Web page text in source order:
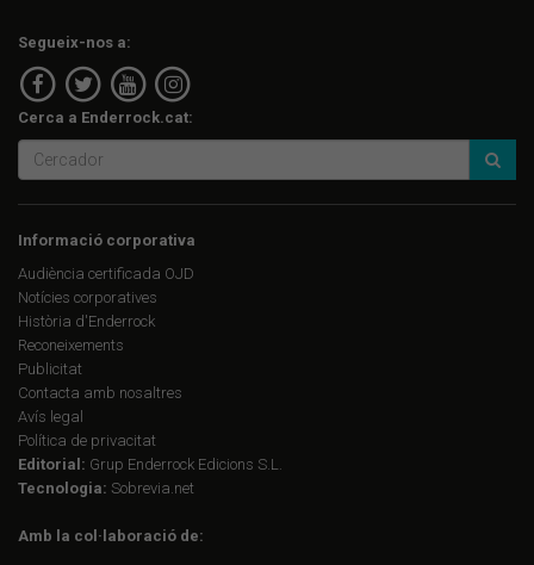
Segueix-nos a:
Cerca a Enderrock.cat:
Informació corporativa
Audiència certificada OJD
Notícies corporatives
Història d'Enderrock
Reconeixements
Publicitat
Contacta amb nosaltres
Avís legal
Política de privacitat
Editorial: Grup Enderrock Edicions S.L.
Tecnologia: Sobrevia.net
Amb la col·laboració de: